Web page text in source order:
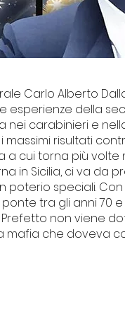
Carlo Alberto
esperienze della
nei carabinieri e
risultati
a cui torna più volte
in Sicilia, ci va da
poterio speciali.
tra gli anni 70
non viene
mafia che doveva